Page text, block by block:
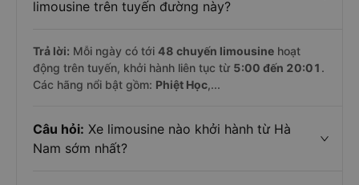
limousine trên tuyến đường này?
Trả lời: Mỗi ngày có tới 48 chuyến limousine hoạt
động trên tuyến, khởi hành liên tục từ 5:00 đến 20:01 .
Các hãng nổi bật gồm: Phiệt Học,...
Câu hỏi: Xe limousine nào khởi hành từ Hà
Nam sớm nhất?